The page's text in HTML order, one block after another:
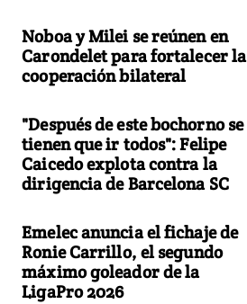
Noboa y Milei se reúnen en
Carondelet para fortalecer la
cooperación bilateral
"Después de este bochorno se
tienen que ir todos": Felipe
Caicedo explota contra la
dirigencia de Barcelona SC
Emelec anuncia el fichaje de
Ronie Carrillo, el segundo
máximo goleador de la
LigaPro 2026